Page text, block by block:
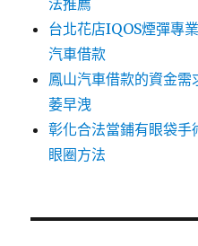
法推薦
台北花店IQOS煙彈專
汽車借款
鳳山汽車借款的資金
萎早洩
彰化合法當鋪有眼袋
眼圈方法